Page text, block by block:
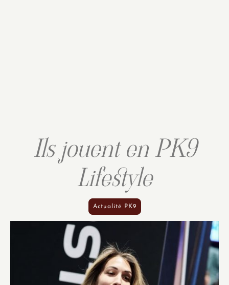
Ils jouent en PK9
Lifestyle
Actualité PK9